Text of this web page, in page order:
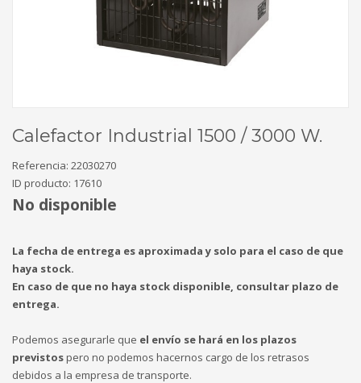
Calefactor Industrial 1500 / 3000 W.
Referencia: 22030270
ID producto: 17610
No disponible
La fecha de entrega es aproximada y solo para el caso de que
haya stock.
En caso de que no haya stock disponible, consultar plazo de
entrega.
Podemos asegurarle que el envío se hará en los plazos
previstospero no podemos hacernos cargo de los retrasos
debidos a la empresa de transporte.